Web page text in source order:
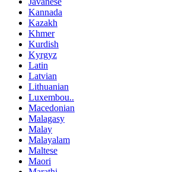
Kannada
Kazakh
Khmer
Kurdish
Kyrgyz
Latin
Latvian
Lithuanian
Luxembou..
Macedonian
Malagasy
Malay
Malayalam
Maltese
Maori